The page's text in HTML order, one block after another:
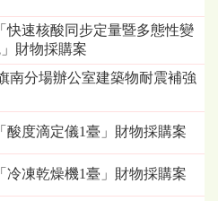
快速核酸同步定量暨多態性變
財物採購案
南分場辦公室建築物耐震補強
酸度滴定儀1臺」財物採購案
冷凍乾燥機1臺」財物採購案